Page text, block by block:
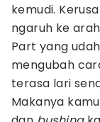
kemudi.
ngaruh ke
Part yang
mengubah
terasa lari
Makanya